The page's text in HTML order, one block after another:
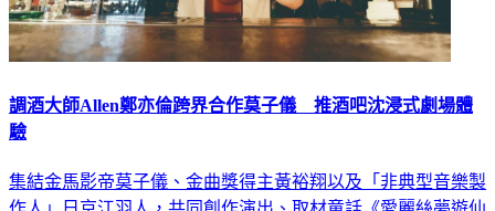
調酒大師Allen鄭亦倫跨界合作莫子儀 推酒吧沈浸式劇場體
驗
集結金馬影帝莫子儀、金曲獎得主黃裕翔以及「非典型音樂製